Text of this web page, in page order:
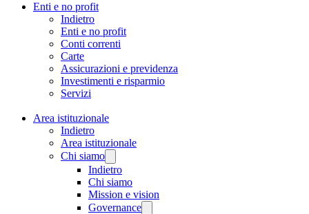
Enti e no profit
Indietro
Enti e no profit
Conti correnti
Carte
Assicurazioni e previdenza
Investimenti e risparmio
Servizi
Area istituzionale
Indietro
Area istituzionale
Chi siamo
Indietro
Chi siamo
Mission e vision
Governance